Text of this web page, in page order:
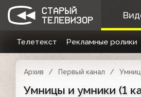
Телетекст Рекламные ролики
Архив Первый канал
Умницы и умники (1